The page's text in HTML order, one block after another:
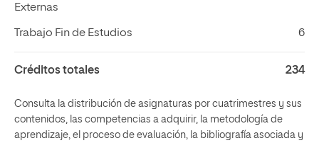
Externas
Trabajo Fin de Estudios 6
Créditos totales 234
Consulta la distribución de asignaturas por cuatrimestres y sus
contenidos, las competencias a adquirir, la metodología de
aprendizaje, el proceso de evaluación, la bibliografía asociada y